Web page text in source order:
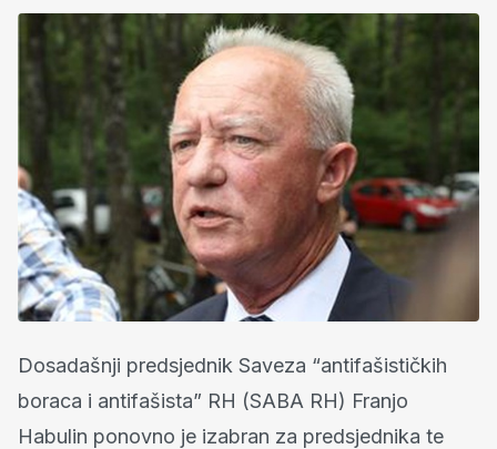
Dosadašnji predsjednik Saveza “antifašističkih
boraca i antifašista” RH (SABA RH) Franjo
Habulin ponovno je izabran za predsjednika te